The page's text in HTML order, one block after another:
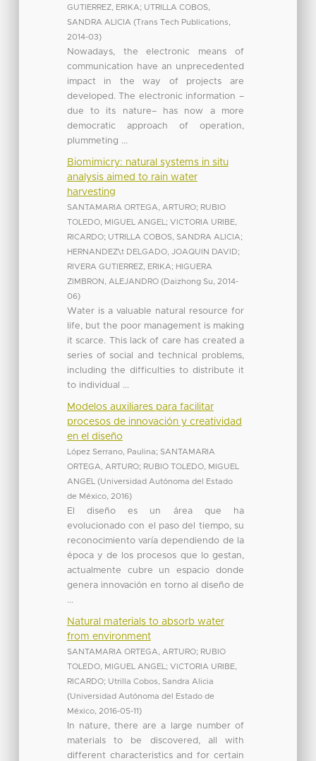
GUTIERREZ, ERIKA; UTRILLA COBOS,
SANDRA ALICIA (Trans Tech Publications
2014-03)
Nowadays, the electronic means of
communication have an unprecedented
impact in the way of projects are
developed. The electronic information –
due to its nature– has now a more
democratic approach of operation,
plummeting ...
Biomimicry: natural systems in situ
analysis aimed to rain water
harvesting
SANTAMARIA ORTEGA, ARTURO; RUBIO
TOLEDO, MIGUEL ANGEL
; VICTORIA URIBE,
RICARDO; UTRILLA COBOS, SANDRA ALICIA;
HERNANDEZ\t DELGADO, JOAQUIN DAVID;
RIVERA GUTIERREZ, ERIKA; HIGUERA
ZIMBRON, ALEJANDRO (Daizhong Su
2014-
06)
Water is a valuable natural resource for
life, but the poor management is making
it scarce. This lack of care has created a
series of social and technical problems,
including the difficulties to distribute it
to individual ...
Modelos auxiliares para facilitar
procesos de innovación y creatividad
en el diseño
López Serrano, Paulina; SANTAMARIA
ORTEGA, ARTURO; RUBIO TOLEDO, MIGUEL
ANGEL
(Universidad Autónoma del Estado
de México, 2016)
El diseño es un área que ha
evolucionado con el paso del tiempo, su
reconocimiento varía dependiendo de la
época y de los procesos que lo gestan,
actualmente cubre un espacio donde
genera innovación en torno al diseño de
...
Natural materials to absorb water
from environment
SANTAMARIA ORTEGA, ARTURO; RUBIO
TOLEDO, MIGUEL ANGEL
; VICTORIA URIBE,
RICARDO; Utrilla Cobos, Sandra Alicia
(Universidad Autónoma del Estado de
México, 2016-05-11)
In nature, there are a large number of
materials to be discovered, all with
different characteristics and for certain